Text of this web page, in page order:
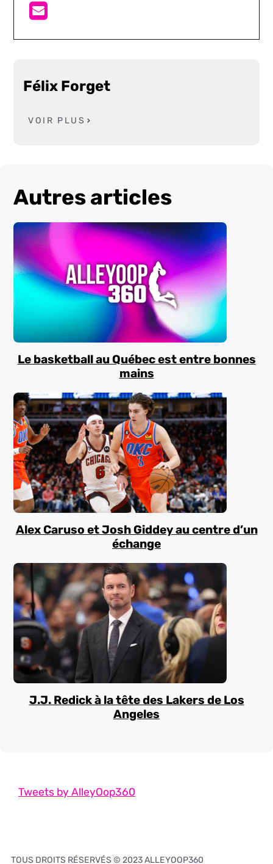
Félix Forget
VOIR PLUS
Autres articles
Le basketball au Québec est entre bonnes
mains
Alex Caruso et Josh Giddey au centre d’un
échange
J.J. Redick à la tête des Lakers de Los
Angeles
Tweets by AlleyOop360
TOUS DROITS RÉSERVÉS © 2023 ALLEYOOP360